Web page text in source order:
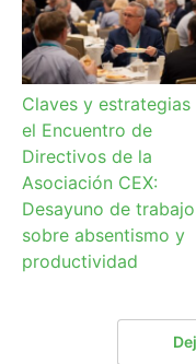
Claves y estrategias
el Encuentro de
Directivos de la
Asociación CEX:
Desayuno de trabajo
sobre absentismo y
productividad